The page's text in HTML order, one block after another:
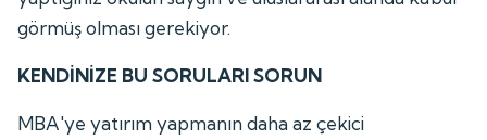
görmüş olması gerekiyor.
KENDİNİZE BU SORULARI SORUN
MBA'ye yatırım yapmanın daha az çekici